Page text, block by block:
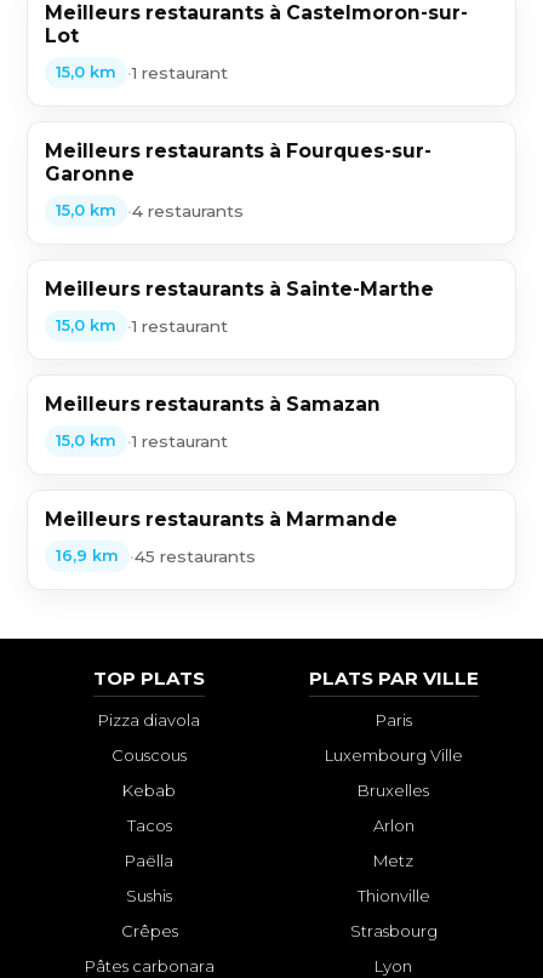
Meilleurs restaurants à Castelmoron-sur-
Lot
15,0 km •1 restaurant
Meilleurs restaurants à Fourques-sur-
Garonne
15,0 km •4 restaurants
Meilleurs restaurants à Sainte-Marthe
15,0 km •1 restaurant
Meilleurs restaurants à Samazan
15,0 km •1 restaurant
Meilleurs restaurants à Marmande
16,9 km •45 restaurants
TOP PLATS
Pizza diavola
Couscous
Kebab
Tacos
Paëlla
Sushis
Crêpes
Pâtes carbonara
PLATS PAR VILLE
Paris
Luxembourg Ville
Bruxelles
Arlon
Metz
Thionville
Strasbourg
Lyon